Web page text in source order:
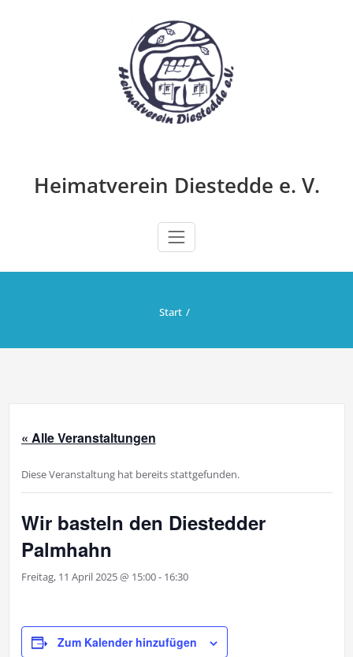
Heimatverein Diestedde e. V.
Start
« Alle Veranstaltungen
Diese Veranstaltung hat bereits stattgefunden.
Wir basteln den Diestedder
Palmhahn
Freitag, 11 April 2025 @ 15:00- 16:30
Zum Kalender hinzufügen